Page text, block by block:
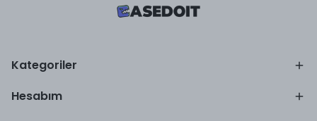
Kategoriler
Hesabım